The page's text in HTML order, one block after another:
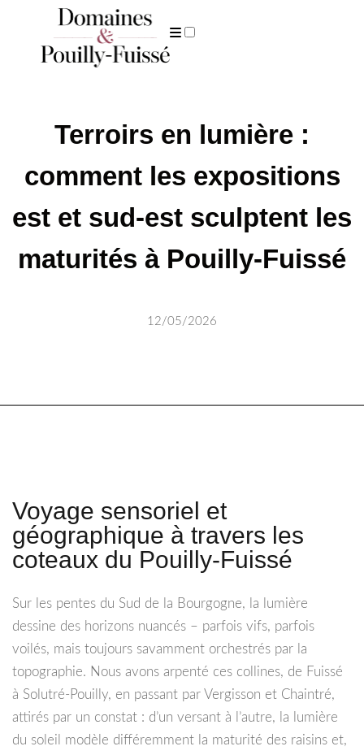
Terroirs en lumière :
comment les expositions
est et sud-est sculptent les
maturités à Pouilly-Fuissé
12/05/2026
Voyage sensoriel et
géographique à travers les
coteaux du Pouilly-Fuissé
Sur les pentes du Sud de la Bourgogne, la lumière
dessine des horizons nuancés – parfois vifs, parfois
voilés, mais toujours savamment orchestrés par la
topographie. Nous avons arpenté ces collines, de Fuissé
à Solutré-Pouilly, en passant par Vergisson et Chaintré,
attirés par un constat : d’un versant à l’autre, la lumière
du soleil modèle différemment la maturité des raisins et,